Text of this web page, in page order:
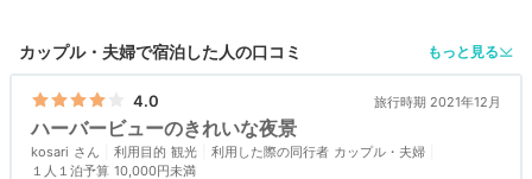
ロマンチックな夜景も◎ 港町の絶景を望む上質な客室
神戸牛にアフタヌーンティー♪好奇心を満たすレストラン
カップル・夫婦で宿泊した人の口コミ もっと見る
4.0 旅行時期 2021年12月
ハーバービューのきれいな夜景
kosari 利用目的 観光 利用した際の同行者 カップル・夫婦
１人１泊予算 10,000円未満